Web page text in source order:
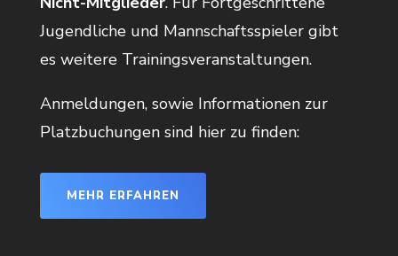
Jugendliche und Mannschaftsspieler gibt
es weitere Trainingsveranstaltungen.
Anmeldungen, sowie Informationen zur
Platzbuchungen sind hier zu finden:
MEHR ERFAHREN